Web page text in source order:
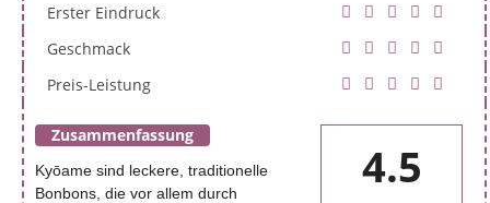
Erster Eindruck
Geschmack
Preis-Leistung
Zusammenfassung
Kyōame sind leckere, traditionelle
Bonbons, die vor allem durch
4.5